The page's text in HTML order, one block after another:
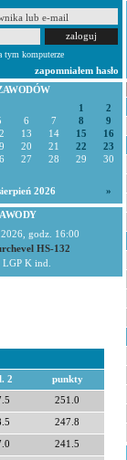
tym komputerze
zapomniałem hasło
1
2
6 7 8
9
13 14 15
16
20 21 22
23
27 28 29
30
2026 »
godz. 16:00
HS-132
LGP K ind.
2 punkty
251.0
247.8
241.5